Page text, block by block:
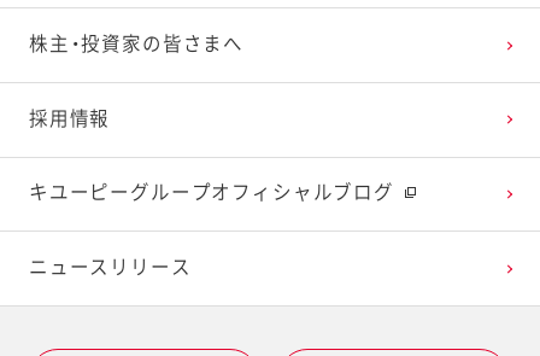
株主・投資家の皆さまへ
採用情報
キユーピーグループオフィシャルブログ
ニュースリリース